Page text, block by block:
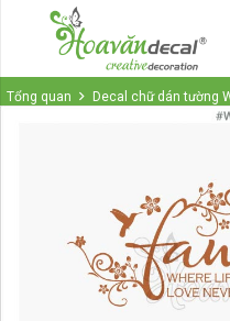
Tổng quan Decal chữ dán tường